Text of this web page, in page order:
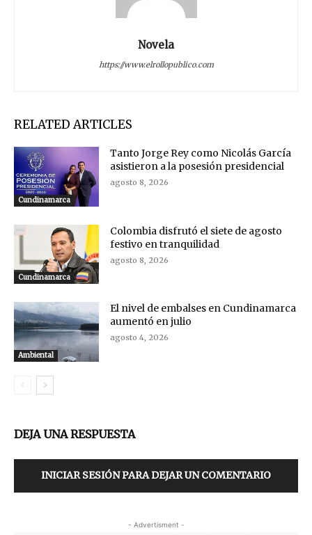
Novela
https://www.elrollopublico.com
RELATED ARTICLES
Cundinamarca
Tanto Jorge Rey como Nicolás García
asistieron a la posesión presidencial
agosto 8, 2026
Cundinamarca
Colombia disfrutó el siete de agosto
festivo en tranquilidad
agosto 8, 2026
Ambiental
El nivel de embalses en Cundinamarca
aumentó en julio
agosto 4, 2026
DEJA UNA RESPUESTA
INICIAR SESIÓN PARA DEJAR UN COMENTARIO
- Advertisment -